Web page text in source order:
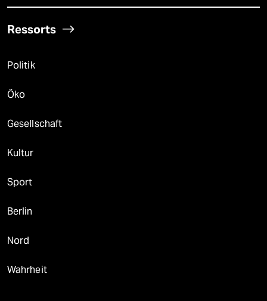
Ressorts
Politik
Öko
Gesellschaft
Kultur
Sport
Berlin
Nord
Wahrheit